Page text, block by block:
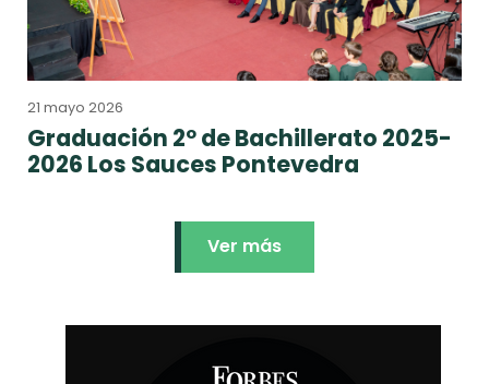
21 mayo 2026
Graduación 2º de Bachillerato 2025-
2026 Los Sauces Pontevedra
Ver más